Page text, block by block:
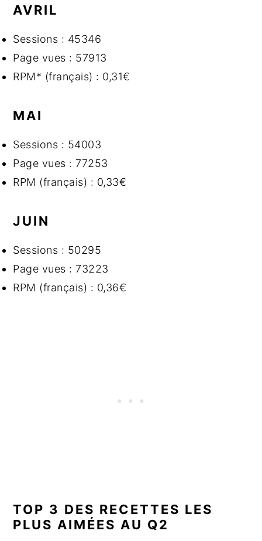
AVRIL
Sessions : 45346
Page vues : 57913
RPM* (français) : 0,31€
MAI
Sessions : 54003
Page vues : 77253
RPM (français) : 0,33€
JUIN
Sessions : 50295
Page vues : 73223
RPM (français) : 0,36€
TOP 3 DES RECETTES LES
PLUS AIMÉES AU Q2